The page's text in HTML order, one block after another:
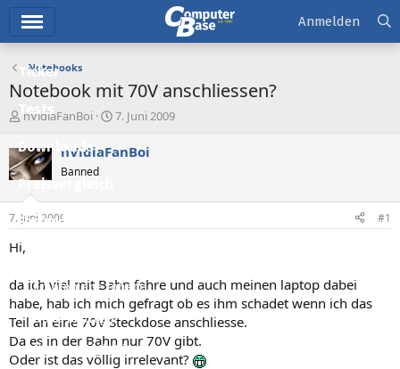
Ticker
Tests
Downloads
Preisvergleich
Forum
Aktuelles
Empfohlene Inhalte
Neue Beiträge
Neueste Aktivitäten
Anmelden
Notebooks
Notebook mit 70V anschliessen?
E
s
t
e
e
nVidiaFanBoi
E
s
t
7. Juni 2009
nVidiaFanBoi
Banned
7. Juni 2009 #1
Hi,
da ich viel mit Bahn fahre und auch meinen laptop dabei
habe, hab ich mich gefragt ob es ihm schadet wenn ich das
Teil an eine 70V Steckdose anschliesse.
Da es in der Bahn nur 70V gibt.
Oder ist das völlig irrelevant?